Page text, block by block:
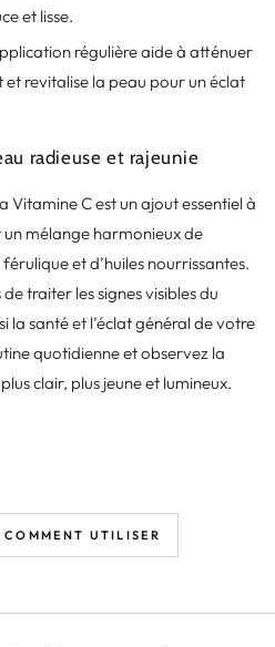
et lisse.
régulière aide à atténuer
et revitalise la peau pour un éclat
radieuse et rajeunie
Vitamine C est un ajout essentiel à
mélange harmonieux de
et d’huiles nourrissantes.
traiter les signes visibles du
la santé et l’éclat général de votre
quotidienne et observez la
clair, plus jeune et lumineux.
COMMENT UTILISER